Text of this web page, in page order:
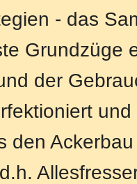
- das
Grundzüge
der
den